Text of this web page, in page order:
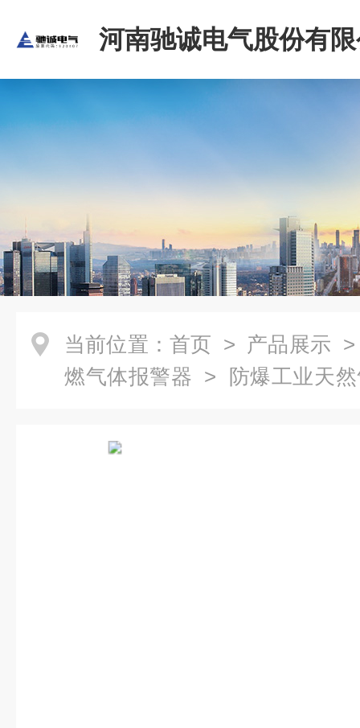
河南驰诚电气股份有
当前位置： 首页 > 产品展示
燃气体报警器 > 防爆工业天